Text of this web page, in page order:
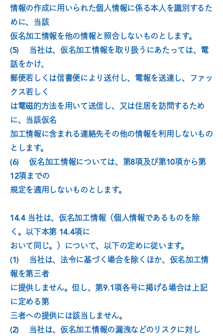
情報の作成に用いられた個人情報に係る本人を識別するた
めに、当該
仮名加工情報を他の情報と照合しないものとします。
(5)　 当社は、仮名加工情報を取り扱うにあたっては、電
話をかけ、
郵便若しくは信書便により送付し、電報を送達し、ファッ
クス若しく
は電磁的方法を用いて送信し、又は住居を訪問するため
に、当該仮名
加工情報に含まれる連絡先その他の情報を利用しないもの
とします。
(6)　 仮名加工情報については、第8項及び第10項から第
12項までの
規定を適用しないものとします。
14.4 当社は、仮名加工情報（個人情報であるものを除
く。以下本第 14.4項に
おいて同じ。）について、以下の定めに従います。
(1)　 当社は、法令に基づく場合を除くほか、仮名加工情
報を第三者
に提供しません。但し、第9.1項各号に掲げる場合は上記
に定める第
三者への提供には該当しません。
(2)　 当社は、仮名加工情報の漏洩などのリスクに対し